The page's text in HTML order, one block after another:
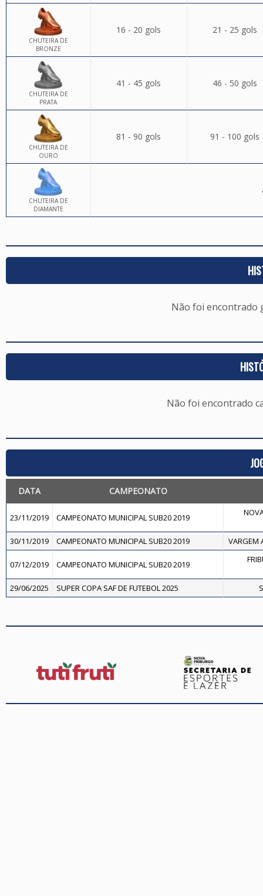
CHUTEIRA DE
BRONZE
16 - 20 gols 21 - 25 gols
CHUTEIRA DE
PRATA
41 - 45 gols 46 - 50 gols
CHUTEIRA DE
OURO
81 - 90 gols 91 - 100 gols
CHUTEIRA DE
DIAMANTE
Não foi encontrado
Não foi encontrado
DATA CAMPEONATO
23/11/2019 CAMPEONATO MUNICIPAL SUB20 2019
30/11/2019 CAMPEONATO MUNICIPAL SUB20 2019 VARGEM
07/12/2019 CAMPEONATO MUNICIPAL SUB20 2019
29/06/2025 SUPER COPA SAF DE FUTEBOL 2025